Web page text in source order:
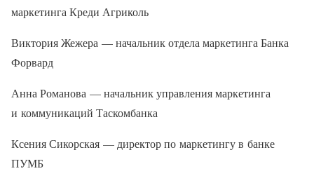
маркетинга Креди Агриколь
Виктория Жежера — начальник отдела маркетинга Банка
Форвард
Анна Романова — начальник управления маркетинга
и коммуникаций Таскомбанка
Ксения Сикорская — директор по маркетингу в банке
ПУМБ